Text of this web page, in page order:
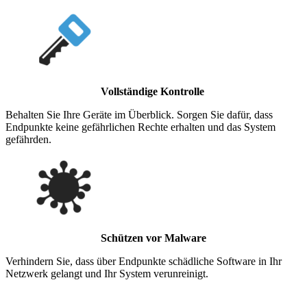
Vollständige Kontrolle
Behalten Sie Ihre Geräte im Überblick. Sorgen Sie dafür, dass
Endpunkte keine gefährlichen Rechte erhalten und das System
gefährden.
Schützen vor Malware
Verhindern Sie, dass über Endpunkte schädliche Software in Ihr
Netzwerk gelangt und Ihr System verunreinigt.